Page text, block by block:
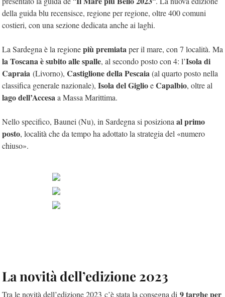
della guida blu recensisce, regione per regione, oltre 400 comuni
costieri, con una sezione dedicata anche ai laghi.
La Sardegna è la regionepiù premiataper il mare, con 7 località. Ma
la Toscana è subito alle spalle, al secondo posto con 4: l’Isola di
Capraia (Livorno), Castiglione della Pescaia(al quarto posto nella
classifica generale nazionale), Isola del GiglioeCapalbio, oltre al
lago dell’Accesaa Massa Marittima.
Nello specifico, Baunei (Nu), in Sardegna si posiziona al primo
posto, località che da tempo ha adottato la strategia del «numero
chiuso».
La novità dell’edizione 2023
Tra le novità dell’edizione 2023 c’è stata la consegna di 9 targhe per